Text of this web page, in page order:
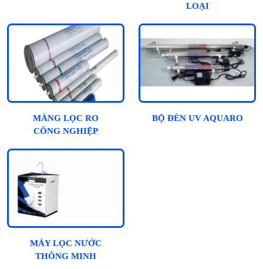
LOẠI
MÀNG LỌC RO
CÔNG NGHIỆP
BỘ ĐÈN UV AQUARO
MÁY LỌC NƯỚC
THÔNG MINH